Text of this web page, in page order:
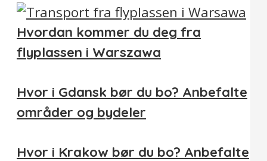
Hvordan kommer du deg fra
flyplassen i Warszawa
Hvor i Gdansk bør du bo? Anbefalte
områder og bydeler
Hvor i Krakow bør du bo? Anbefalte